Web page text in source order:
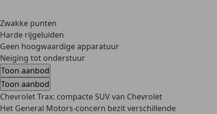
Zwakke punten
Harde rijgeluiden
Geen hoogwaardige apparatuur
Neiging tot onderstuur
Toon aanbod
Toon aanbod
Chevrolet Trax: compacte SUV van Chevrolet
Het General Motors-concern bezit verschillende